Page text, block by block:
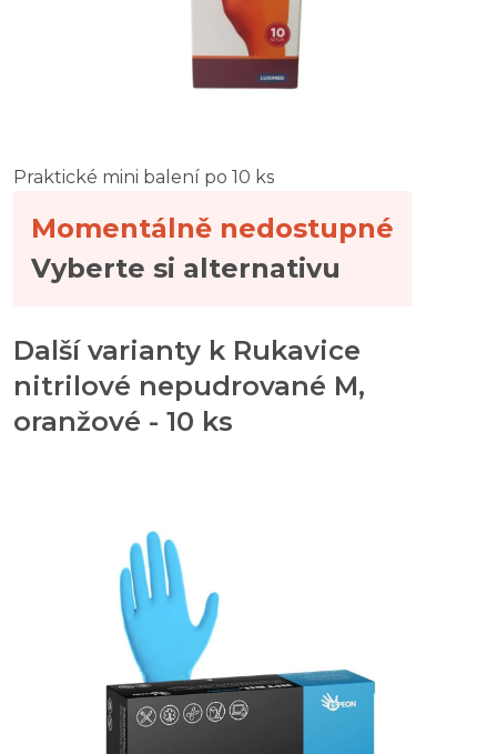
Praktické mini balení po 10 ks
Momentálně nedostupné
Vyberte si alternativu
Další varianty k Rukavice
nitrilové nepudrované M,
oranžové - 10 ks